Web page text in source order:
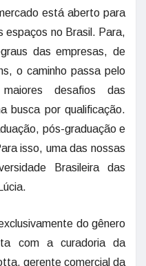
está aberto para
espaços no Brasil. Para,
das empresas, de
o caminho passa pelo
desafios das
busca por qualificação.
pós-graduação e
isso, uma das nossas
Brasileira das
do gênero
com a curadoria da
gerente comercial da